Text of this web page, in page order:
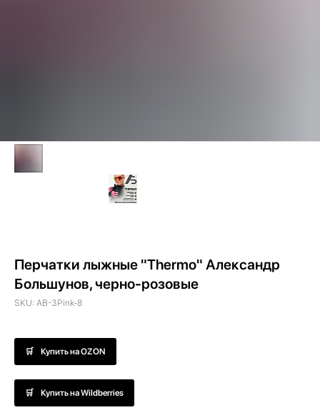
Перчатки лыжные "Thermo" Александр
Большунов, черно-розовые
SKU: AB-3Pink-8
Купить на OZON
Купить на Wildberries